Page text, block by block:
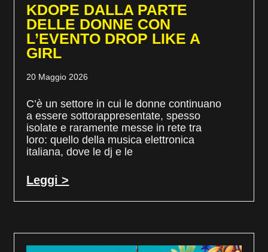
KDOPE DALLA PARTE
DELLE DONNE CON
L’EVENTO DROP LIKE A
GIRL
20 Maggio 2026
C’è un settore in cui le donne continuano
a essere sottorappresentate, spesso
isolate e raramente messe in rete tra
loro: quello della musica elettronica
italiana, dove le dj e le
Leggi >